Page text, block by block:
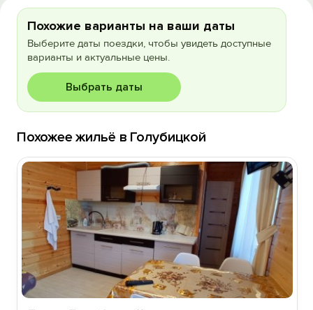
Похожие варианты на ваши даты
Выберите даты поездки, чтобы увидеть доступные
варианты и актуальные цены.
Выбрать даты
Похожее жильё в Голубицкой